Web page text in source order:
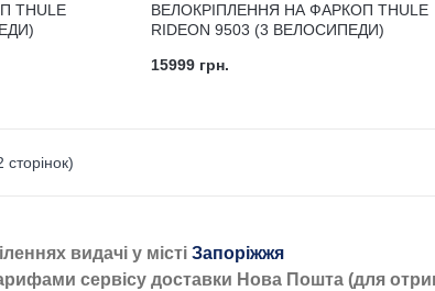
THULE
ВЕЛОКРІПЛЕННЯ НА ФАРКОП THULE
RIDEON 9503 (3 ВЕЛОСИПЕДИ)
15999 грн.
видачі у місті Запоріжжя
сервісу доставки Нова Пошта (для